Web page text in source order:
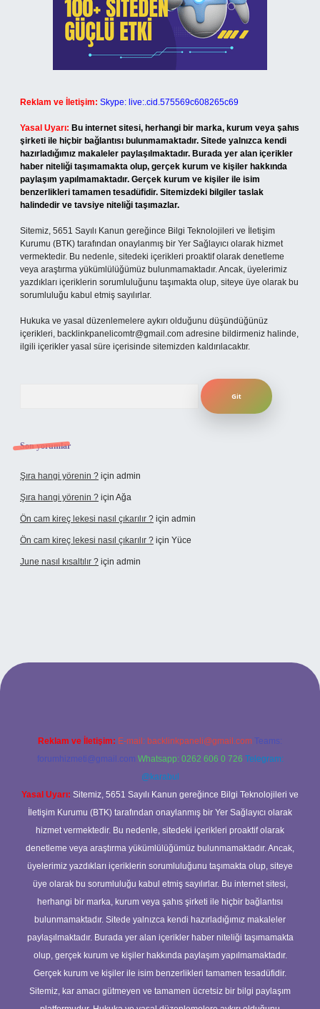
Reklam ve İletişim: Skype: live:.cid.575569c608265c69
Yasal Uyarı: Bu internet sitesi, herhangi bir marka, kurum veya şahıs
şirketi ile hiçbir bağlantısı bulunmamaktadır. Sitede yalnızca kendi
hazırladığımız makaleler paylaşılmaktadır. Burada yer alan içerikler
haber niteliği taşımamakta olup, gerçek kurum ve kişiler hakkında
paylaşım yapılmamaktadır. Gerçek kurum ve kişiler ile isim
benzerlikleri tamamen tesadüfidir. Sitemizdeki bilgiler taslak
halindedir ve tavsiye niteliği taşımazlar.
Sitemiz, 5651 Sayılı Kanun gereğince Bilgi Teknolojileri ve İletişim
Kurumu (BTK) tarafından onaylanmış bir Yer Sağlayıcı olarak hizmet
vermektedir. Bu nedenle, sitedeki içerikleri proaktif olarak denetleme
veya araştırma yükümlülüğümüz bulunmamaktadır. Ancak, üyelerimiz
yazdıkları içeriklerin sorumluluğunu taşımakta olup, siteye üye olarak bu
sorumluluğu kabul etmiş sayılırlar.
Hukuka ve yasal düzenlemelere aykırı olduğunu düşündüğünüz
içerikleri, backlinkpanelicomtr@gmail.com adresine bildirmeniz halinde,
ilgili içerikler yasal süre içerisinde sitemizden kaldırılacaktır.
Son yorumlar
Şıra hangi yörenin ? için admin
Şıra hangi yörenin ? için Ağa
Ön cam kireç lekesi nasıl çıkarılır ? için admin
Ön cam kireç lekesi nasıl çıkarılır ? için Yüce
June nasıl kısaltılır ? için admin
giriş
Reklam ve İletişim: E-mail: backlinkpaneli@gmail.com Teams:
forumhizmeti@gmail.com Whatsapp: 0262 606 0 726 Telegram:
@karabul
Yasal Uyarı: Sitemiz, 5651 Sayılı Kanun gereğince Bilgi Teknolojileri ve
İletişim Kurumu (BTK) tarafından onaylanmış bir Yer Sağlayıcı olarak
hizmet vermektedir. Bu nedenle, sitedeki içerikleri proaktif olarak
denetleme veya araştırma yükümlülüğümüz bulunmamaktadır. Ancak,
üyelerimiz yazdıkları içeriklerin sorumluluğunu taşımakta olup, siteye
üye olarak bu sorumluluğu kabul etmiş sayılırlar. Bu internet sitesi,
herhangi bir marka, kurum veya şahıs şirketi ile hiçbir bağlantısı
bulunmamaktadır. Sitede yalnızca kendi hazırladığımız makaleler
paylaşılmaktadır. Burada yer alan içerikler haber niteliği taşımamakta
olup, gerçek kurum ve kişiler hakkında paylaşım yapılmamaktadır.
Gerçek kurum ve kişiler ile isim benzerlikleri tamamen tesadüfidir.
Sitemiz, kar amacı gütmeyen ve tamamen ücretsiz bir bilgi paylaşım